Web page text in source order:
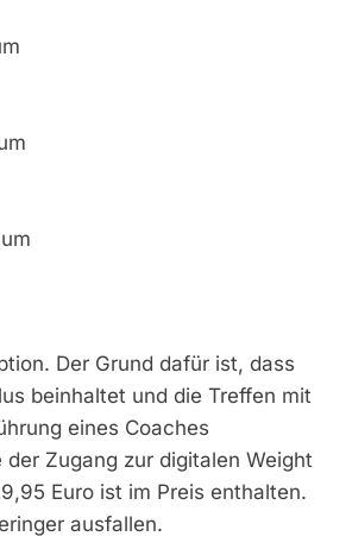
Der Grund dafür ist, dass
beinhaltet und die Treffen mit
eines Coaches
Zugang zur digitalen Weight
Euro ist im Preis enthalten.
ausfallen.